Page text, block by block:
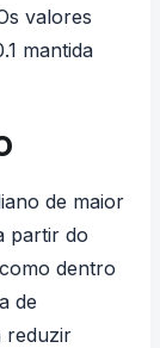
valores
mantida
de maior
partir do
dentro
de
reduzir